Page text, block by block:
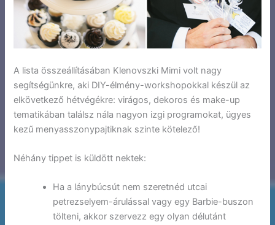
A lista összeállításában Klenovszki Mimi volt nagy
segítségünkre, aki DIY-élmény-workshopokkal készül az
elkövetkező hétvégékre: virágos, dekoros és make-up
tematikában találsz nála nagyon izgi programokat, ügyes
kezű menyasszonypajtiknak szinte kötelező!
Néhány tippet is küldött nektek:
Ha a lánybúcsút nem szeretnéd utcai
petrezselyem-árulással vagy egy Barbie-buszon
tölteni, akkor szervezz egy olyan délutánt